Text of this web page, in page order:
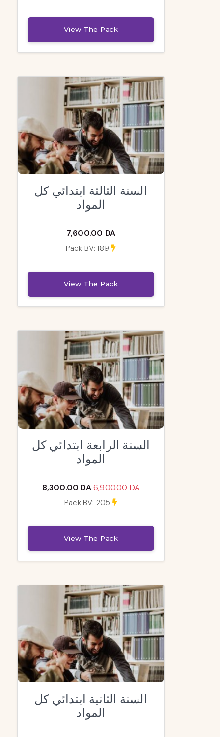
View The Pack
السنة الثالثة ابتدائي كل
المواد
7,600.00 DA
Pack BV: 189
View The Pack
السنة الرابعة ابتدائي كل
المواد
8,300.00 DA 6,900.00 DA
Pack BV: 205
View The Pack
السنة الثانية ابتدائي كل
المواد